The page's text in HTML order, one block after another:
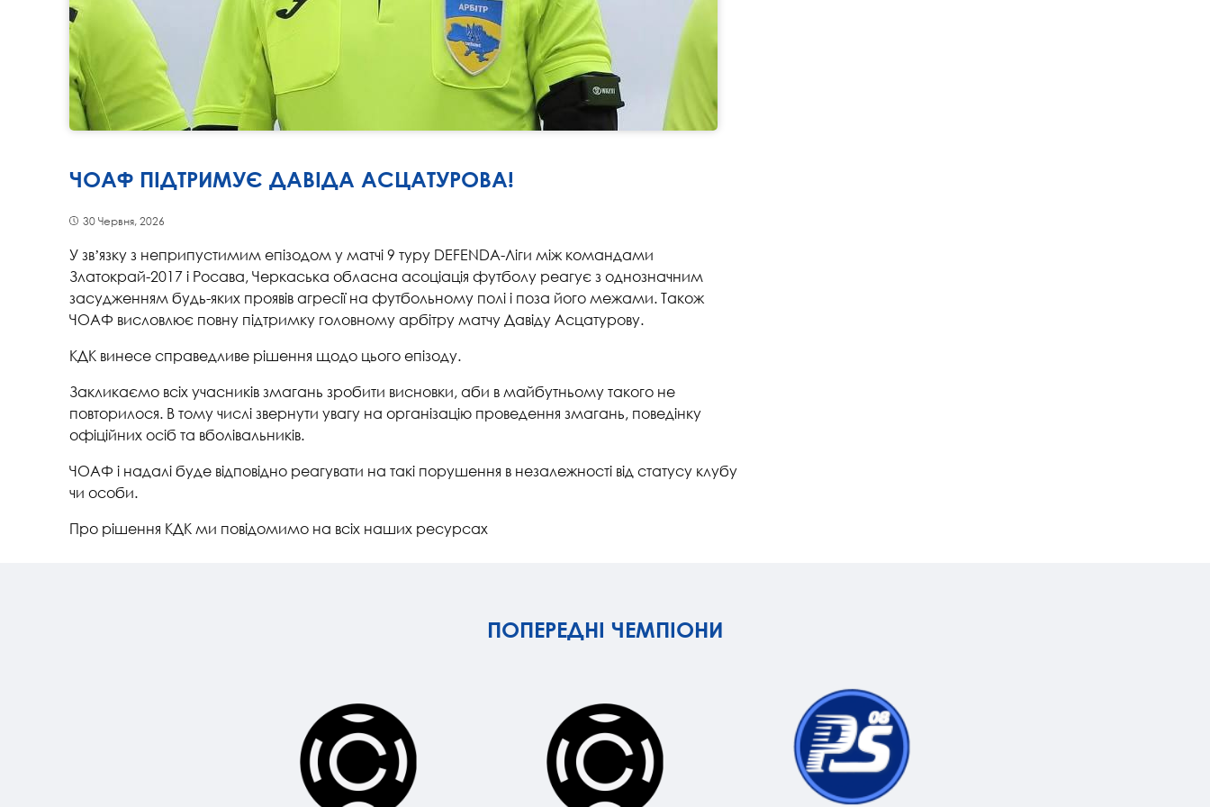
ЧОАФ ПІДТРИМУЄ ДАВІДА АСЦАТУРОВА!
30 Червня, 2026
У звʼязку з неприпустимим епізодом у матчі 9 туру DEFENDA-Ліги між командами
Златокрай-2017 і Росава, Черкаська обласна асоціація футболу реагує з однозначним
засудженням будь-яких проявів агресії на футбольному полі і поза його межами. Також
ЧОАФ висловлює повну підтримку головному арбітру матчу Давіду Асцатурову.
КДК винесе справедливе рішення щодо цього епізоду.
Закликаємо всіх учасників змагань зробити висновки, аби в майбутньому такого не
повторилося. В тому числі звернути увагу на організацію проведення змагань, поведінку
офіційних осіб та вболівальників.
ЧОАФ і надалі буде відповідно реагувати на такі порушення в незалежності від статусу клубу
чи особи.
Про рішення КДК ми повідомимо на всіх наших ресурсах
ПОПЕРЕДНІ ЧЕМПІОНИ